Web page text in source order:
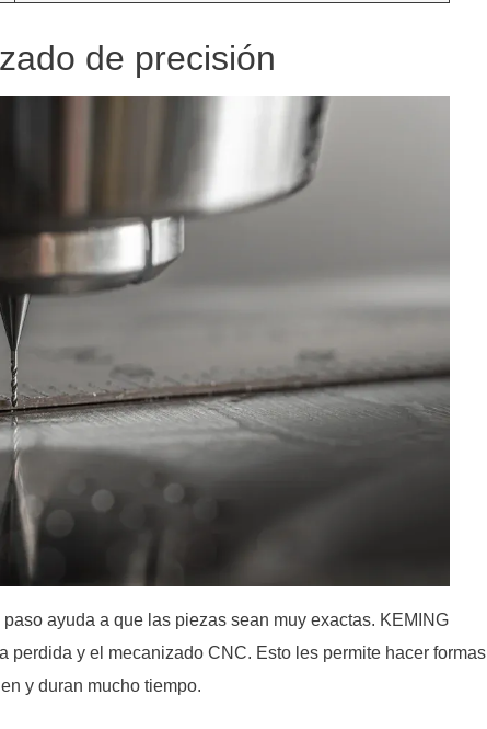
de precisión
ayuda a que las piezas sean muy exactas. KEMING
y el mecanizado CNC. Esto les permite hacer formas
y duran mucho tiempo.